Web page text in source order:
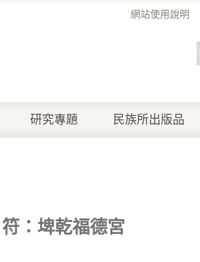
網站使用說明
研究專題 民族所出版品
符：埤乾福德宮